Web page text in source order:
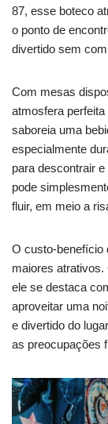
87, esse boteco
o ponto de
divertido sem
Com mesas
atmosfera
saboreia uma
especialmente
para descontrair
pode
fluir, em meio a
O custo-benefício
maiores
ele se destaca
aproveitar uma
e divertido do
as preocupações